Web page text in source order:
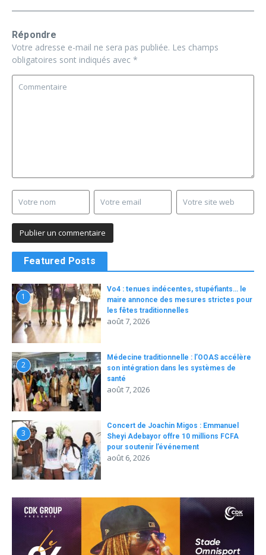
Répondre
Votre adresse e-mail ne sera pas publiée. Les champs
obligatoires sont indiqués avec *
Featured Posts
1
Vo4 : tenues indécentes, stupéfiants… le
maire annonce des mesures strictes pour
les fêtes traditionnelles
août 7, 2026
2
Médecine traditionnelle : l’OOAS accélère
son intégration dans les systèmes de
santé
août 7, 2026
3
Concert de Joachin Migos : Emmanuel
Sheyi Adebayor offre 10 millions FCFA
pour soutenir l’événement
août 6, 2026